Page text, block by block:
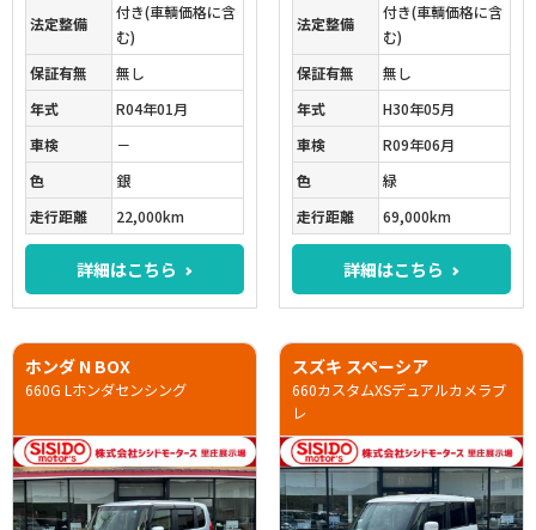
法定整備
付き(車輌価格に含
む)
保証有無
無し
年式
R04年01月
車検
－
色
銀
走行距離
22,000km
詳細はこちら
法定整備
付き(車輌価格に含
む)
保証有無
無し
年式
H30年05月
車検
R09年06月
色
緑
走行距離
69,000km
詳細はこちら
ホンダ N BOX
660G Lホンダセンシング
スズキ スペーシア
660カスタムXSデュアルカメラブ
レ